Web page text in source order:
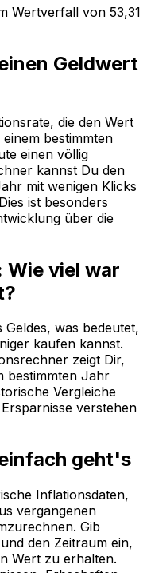
Wertverfall von 53,31
Geldwert
die den Wert
bestimmten
einen völlig
kannst Du den
mit wenigen Klicks
ist besonders
über die
viel war
was bedeutet,
kaufen kannst.
zeigt Dir,
bestimmten Jahr
Vergleiche
verstehen
geht's
Inflationsdaten,
vergangenen
Gib
den Zeitraum ein,
Wert zu erhalten.